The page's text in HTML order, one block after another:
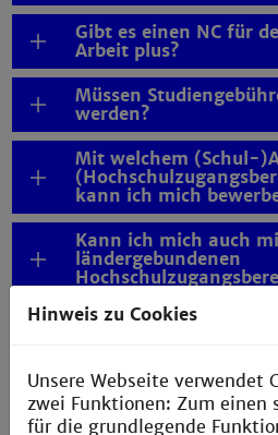
Gibt es einen NC für
Arbeit plus?
Müssen
werden?
Mit welchem (Schul-
kann ich mich
Kann ich mich auch
ländergebundenen
Ist ein
Wie fertige ich ein
meine Bewerbung um
für Soziale Arbeit plus
Hinweis zu Cookies
Unsere Webseite verwendet
zwei Funktionen: Zum einen
für die grundlegende